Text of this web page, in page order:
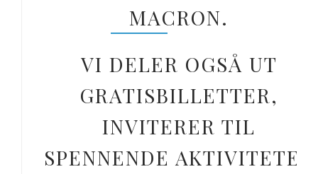
MACRON.
VI DELER OGSÅ UT
GRATISBILLETTER,
INVITERER TIL
SPENNENDE AKTIVITETER